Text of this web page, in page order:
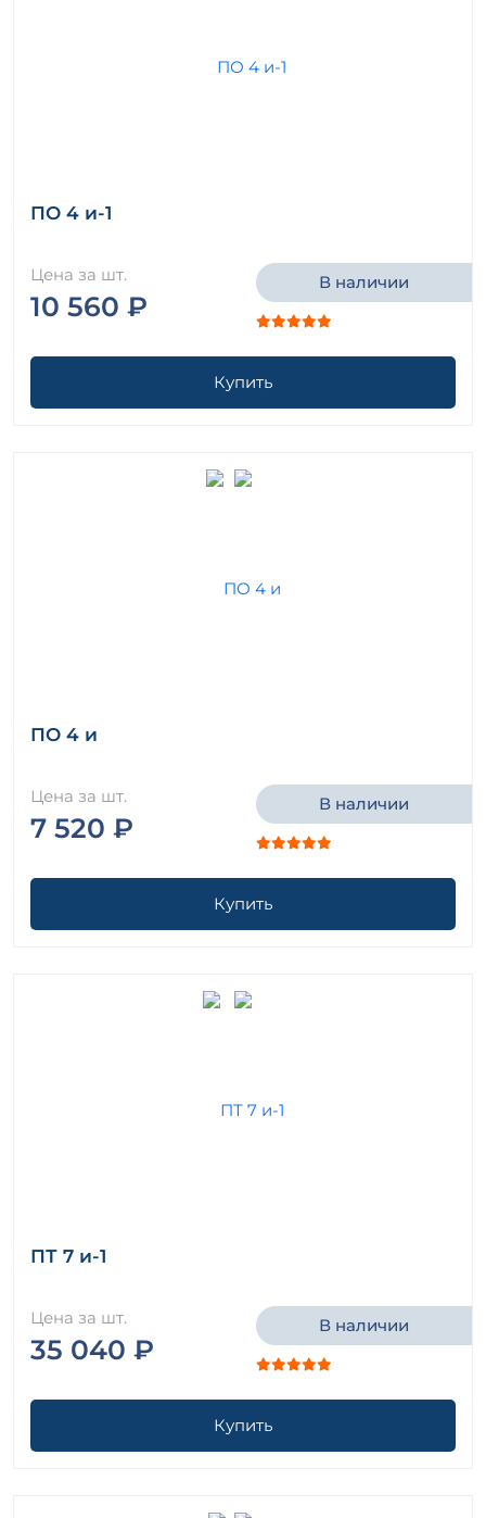
ПО 4 и-1
Цена за шт.
10 560 ₽
В наличии
Купить
ПО 4 и
Цена за шт.
7 520 ₽
В наличии
Купить
ПТ 7 и-1
Цена за шт.
35 040 ₽
В наличии
Купить